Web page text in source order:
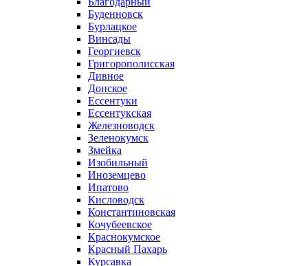
Буденновск
Бурлацкое
Винсады
Георгиевск
Григорополисская
Дивное
Донское
Ессентуки
Ессентукская
Железноводск
Зеленокумск
Змейка
Изобильный
Иноземцево
Ипатово
Кисловодск
Константиновская
Кочубеевское
Краснокумское
Красный Пахарь
Курсавка